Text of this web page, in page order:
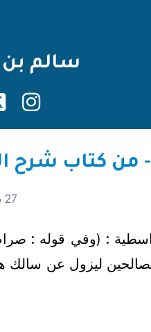
سالم
27 سبتمبر 2012
: (وفي قوله :
ليزول عن